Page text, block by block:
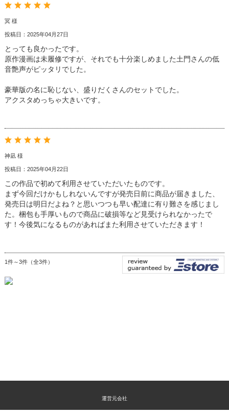
冥 様
投稿日：2025年04月27日
とっても良かったです。
原作漫画は未履修ですが、それでも十分楽しめました土門さんの低
音艶声がピッタリでした。
豪華版の名に恥じない、盛りだくさんのセットでした。
アクスタめっちゃ大きいです。
神凪 様
投稿日：2025年04月22日
この作品で初めて利用させていただいたものです。
まず今回だけかもしれないんですが発売日前に商品が届きました、
発売日は明日だよね？と思いつつも早い配達に有り難さを感じまし
た。梱包も手厚いもので商品に破損等など見受けられなかったで
す！今後気になるものがあればまた利用させていただきます！
1件～3件（全3件）
運営元会社